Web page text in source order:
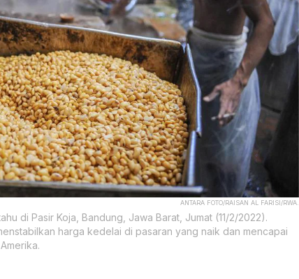
ANTARA FOTO/RAISAN AL FARISI/RWA.
di Pasir Koja, Bandung, Jawa Barat, Jumat (11/2/2022).
harga kedelai di pasaran yang naik dan mencapai